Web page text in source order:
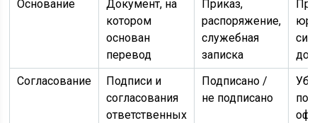
Основание
Документ, на
котором
основан
перевод
Приказ,
распоряжение,
служебная
записка
Согласование
Подписи и
согласования
ответственных
Подписано /
не подписано